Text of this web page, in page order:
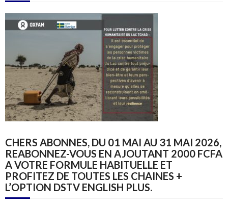
CHERS ABONNES, DU 01 MAI AU 31 MAI 2026,
REABONNEZ-VOUS EN AJOUTANT 2000 FCFA
A VOTRE FORMULE HABITUELLE ET
PROFITEZ DE TOUTES LES CHAINES +
L’OPTION DSTV ENGLISH PLUS.